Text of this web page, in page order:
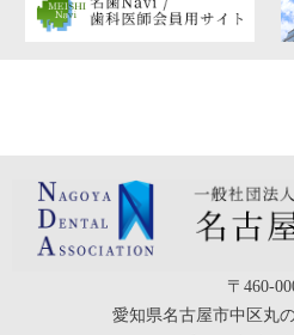
〒460-
愛知県名古屋市中区丸